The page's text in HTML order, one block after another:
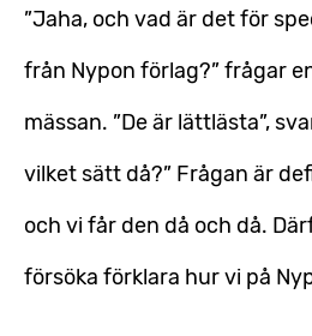
”Jaha, och vad är det för
från Nypon förlag?” frågar
mässan. ”De är lättlästa”,
vilket sätt då?” Frågan är
och vi får den då och då.
försöka förklara hur vi på